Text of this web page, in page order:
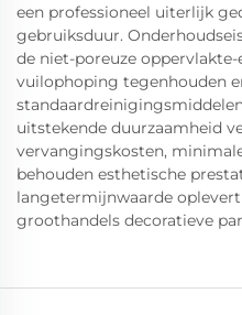
een professioneel uiterlijk
gebruiksduur.
de niet-poreuze
vuilophoping tegenhouden
uitstekende duurzaamheid
vervangingskosten,
behouden esthetische
langetermijnwaarde
groothandels decoratieve